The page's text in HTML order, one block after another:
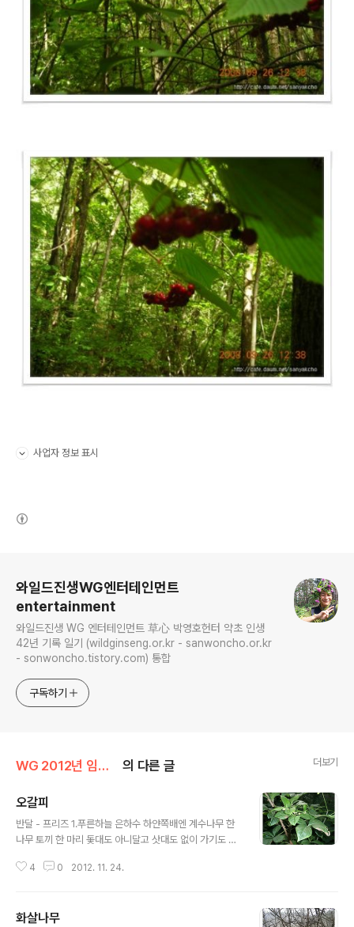
사업자 정보 표시
와일드진생WG엔터테인먼트
entertainment
와일드진생 WG 엔터테인먼트 草心 박영호헌터 약초 인생
42년 기록 일기 (wildginseng.or.kr - sanwoncho.or.kr
- sonwoncho.tistory.com) 통합
구독하기
WG 2012년 임진년 기록 의 다른 글 더보기
오갈피
반달 - 프리즈 1.푸른하늘 은하수 하얀쪽배엔 계수나무 한
나무 토끼 한 마리 돛대도 아니달고 삿대도 없이 가기도 잘
라 지나선 어디로 가나 멀리선 반짝반짝 비치이는건 샛별
4 0 2012. 11. 24.
화살나무